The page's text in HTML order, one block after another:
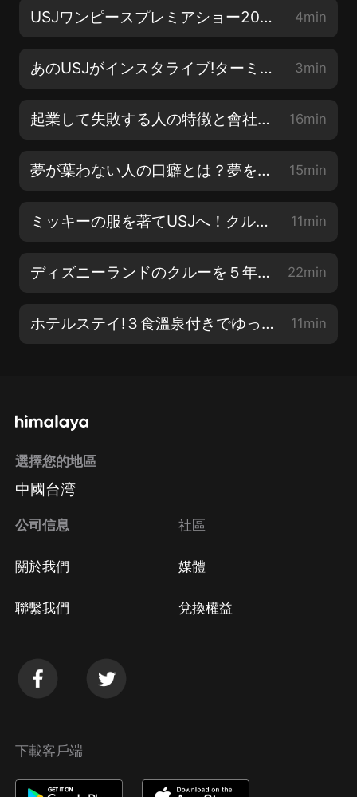
USJワンピースプレミアショー2021體験談♪ワノ國食堂 ・サンジのレストラン。グッズを紹介 4min
あのUSJがインスタライブ!ターミネーターの綾小路麗華が生オンライン配信 3min
起業して失敗する人の特徴と會社経営で大切なこと！夢に向かってチャレンジ♪ 16min
夢が葉わない人の口癖とは？夢を葉える方法！將來の夢を見つける方法！【ディズニー 夢が葉う場所】 15min
ミッキーの服を著てUSJへ！クルーに●●って突っ込まれた！パークの魅力をディズニーと比較 11min
ディズニーランドのクルーを５年間！アメリカのディズニーストアでも働いた話とディズニー初心者オススメの回り方【ディズニー博士】加賀屋 克美さん 22min
ホテルステイ!３食溫泉付きでゆったり豪華なGWを楽しみました!【USJオフィシャルホテル リーベルホテル】大阪 11min
選擇您的地區
中國台湾
公司信息
關於我們
聯繫我們
社區
媒體
兌換權益
下載客戶端